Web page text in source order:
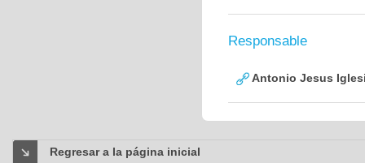
Responsable
Antonio Jesus
Regresar a la página inicial